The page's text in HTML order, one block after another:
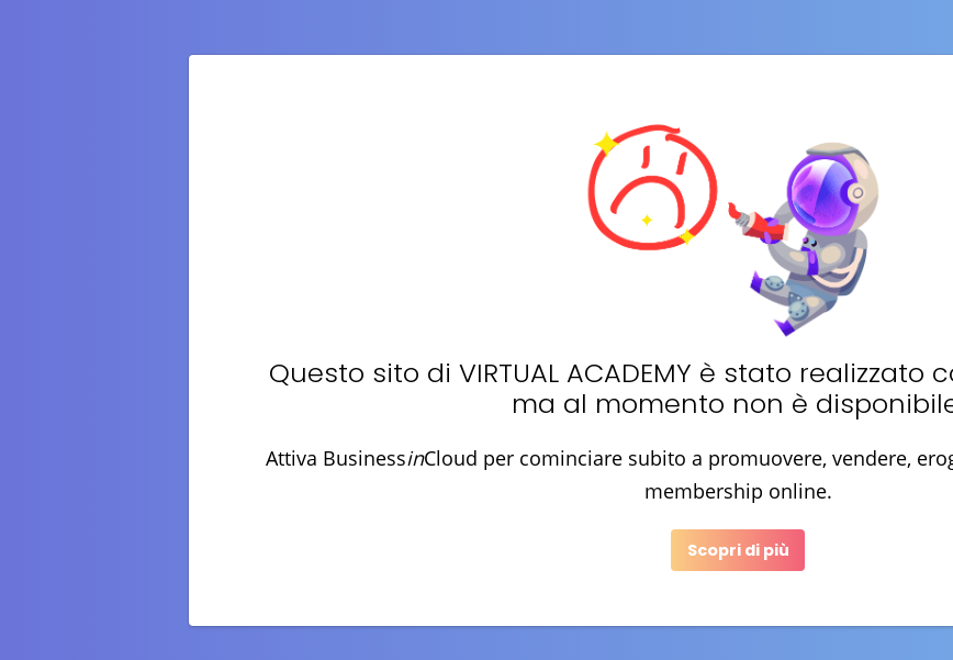
Questo sito di VIRTUAL ACADEMY è stato realizzato
ma al momento non è
Attiva BusinessinCloud per cominciare subito a promuovere, vendere,
membership online.
Scopri di più